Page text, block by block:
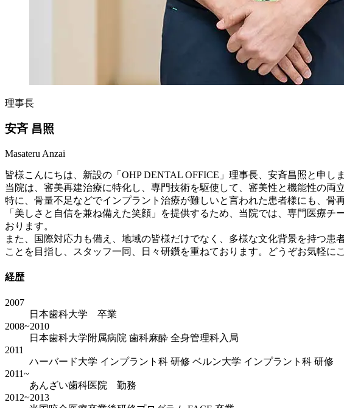
理事長
安斉 昌照
Masateru Anzai
皆様こんにちは、新設の「OHP DENTAL OFFICE」理事長、安斉昌照と申しま
当院は、審美再建治療に特化し、専門技術を駆使して、審美性と機能性の両
特に、骨量不足などでインプラント治療が難しいと言われた患者様にも、骨
「美しさと自信を兼ね備えた笑顔」を提供するため、当院では、専門医療
おります。
また、国際対応力も備え、地域の皆様だけでなく、多様な文化背景を持つ
ことを目指し、スタッフ一同、日々研鑽を重ねております。どうぞお気軽に
経歴
2007
日本歯科大学 卒業
2008~2010
日本歯科大学附属病院 歯科麻酔 全身管理科入局
2011
ハーバード大学 インプラント科 研修 ベルン大学 インプラント科 研修
2011~
あんざい歯科医院 勤務
2012~2013